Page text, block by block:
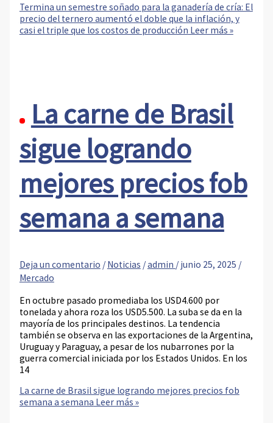
Termina un semestre soñado para la ganadería de cría: El
precio del ternero aumentó el doble que la inflación, y
casi el triple que los costos de producción Leer más »
La carne de Brasil
sigue logrando
mejores precios fob
semana a semana
Deja un comentario / Noticias /admin / junio 25, 2025 /
Mercado
En octubre pasado promediaba los USD4.600 por
tonelada y ahora roza los USD5.500. La suba se da en la
mayoría de los principales destinos. La tendencia
también se observa en las exportaciones de la Argentina,
Uruguay y Paraguay, a pesar de los nubarrones por la
guerra comercial iniciada por los Estados Unidos. En los
14
La carne de Brasil sigue logrando mejores precios fob
semana a semana Leer más »